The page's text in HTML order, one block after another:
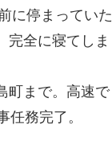
に停まっていた
完全に寝てしま
町まで。高速で
務完了。